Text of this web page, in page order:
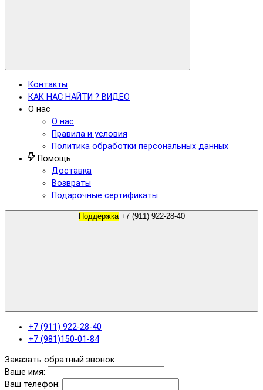
Контакты
КАК НАС НАЙТИ ? ВИДЕО
О нас
О нас
Правила и условия
Политика обработки персональных данных
Помощь
Доставка
Возвраты
Подарочные сертификаты
Поддержка +7 (911) 922-28-40
+7 (911) 922-28-40
+7 (981)150-01-84
Заказать обратный звонок
Ваше имя:
Ваш телефон: